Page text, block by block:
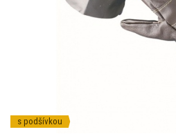
s podšívkou